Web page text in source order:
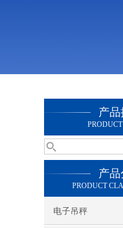
产品
产
PRODUCT
电子吊秤